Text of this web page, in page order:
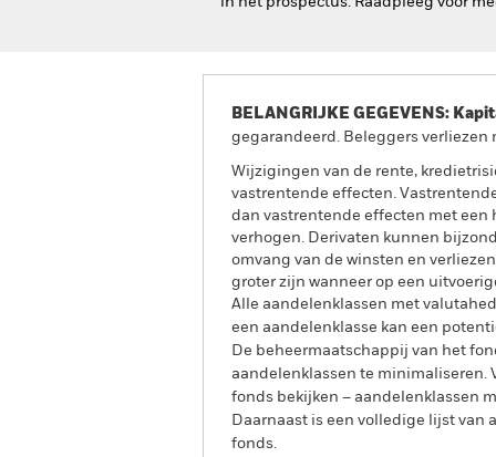
BELANGRIJKE GEGEVENS:
gegarandeerd. Beleggers
Wijzigingen van de rente,
vastrentende effecten.
dan vastrentende effecten met een
verhogen. Derivaten kunnen
omvang van de winsten en
groter zijn wanneer op een
Alle aandelenklassen met
een aandelenklasse kan een
De beheermaatschappij van het
aandelenklassen te minimaliseren.
fonds bekijken – aandelenklassen
Daarnaast is een volledige lijst
fonds.